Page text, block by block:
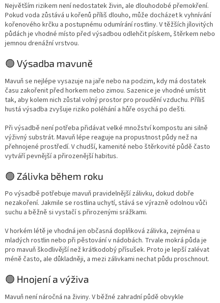
Největším rizikem není nedostatek živin, ale dlouhodobé přemokření.
Pokud voda zůstává u kořenů příliš dlouho, může docházet k vyhnívání
kořenového krčku a postupnému odumírání rostliny. V těžších jílovitých
půdách je vhodné místo před výsadbou odlehčit pískem, štěrkem nebo
jemnou drenážní vrstvou.
🟢 Výsadba mavuně
Mavuň se nejlépe vysazuje na jaře nebo na podzim, kdy má dostatek
času zakořenit před horkem nebo zimou. Sazenice je vhodné umístit
tak, aby kolem nich zůstal volný prostor pro proudění vzduchu. Příliš
hustá výsadba zvyšuje riziko poléhání a hůře osychá po dešti.
Při výsadbě není potřeba přidávat velké množství kompostu ani silně
výživný substrát. Mavuň lépe reaguje na propustnost půdy než na
přehnojené prostředí. V chudší, kamenité nebo štěrkovité půdě často
vytváří pevnější a přirozenější habitus.
🟢 Zálivka během roku
Po výsadbě potřebuje mavuň pravidelnější zálivku, dokud dobře
nezakoření. Jakmile se rostlina uchytí, stává se výrazně odolnou vůči
suchu a běžně si vystačí s přirozenými srážkami.
V horkém létě je vhodná jen občasná doplňková zálivka, zejména u
mladých rostlin nebo při pěstování v nádobách. Trvale mokrá půda je
pro mavuň škodlivější než krátkodobý přísušek. Proto je lepší zalévat
méně často, ale důkladněji, a mezi zálivkami nechat půdu proschnout.
🟢 Hnojení a výživa
Mavuň není náročná na živiny. V běžné zahradní půdě obvykle